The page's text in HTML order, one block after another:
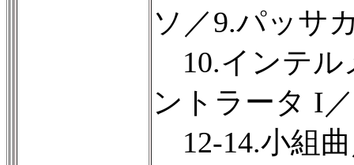
ソ／9.パッサ
10.インテル
ントラータ I／
12-14.小組